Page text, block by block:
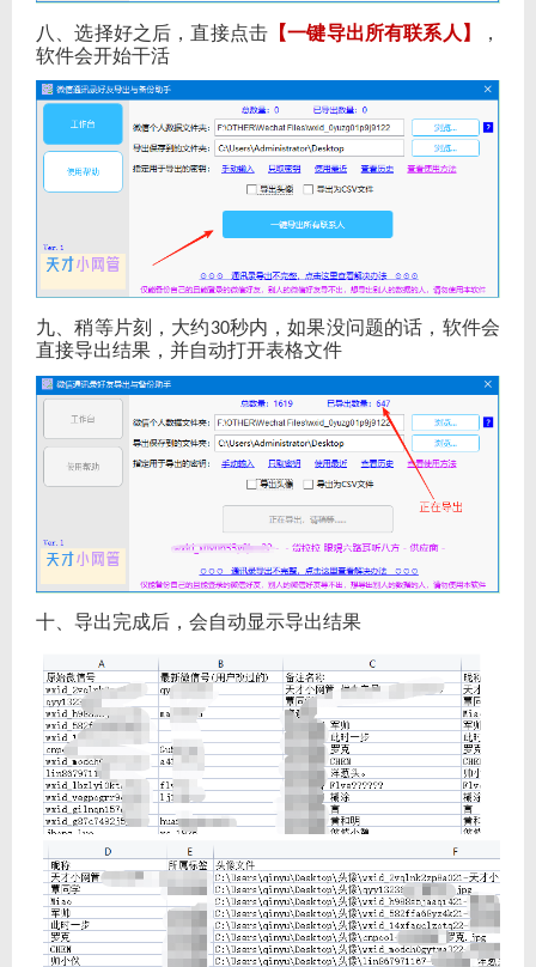
八、选择好之后，直接点击 【一键导出所有联系人】
，
软件会开始干活
九、稍等片刻，大约30秒内，如果没问题的话，软件会
直接导出结果，并自动打开表格文件
十、导出完成后，会自动显示导出结果